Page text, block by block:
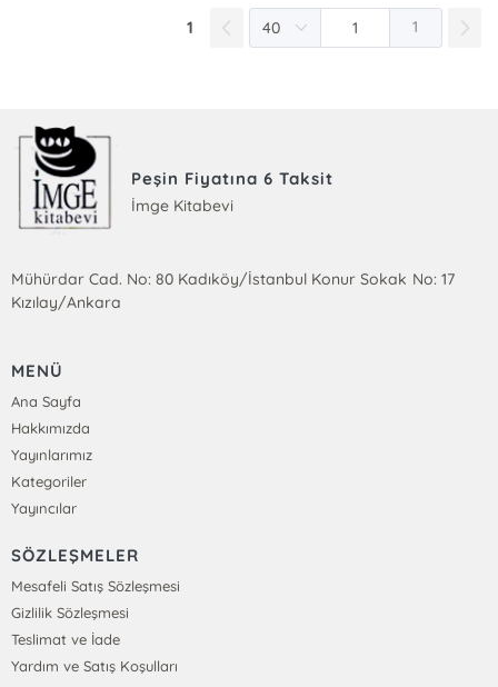
1 1
Peşin Fiyatına 6 Taksit
İmge Kitabevi
Mühürdar Cad. No: 80 Kadıköy/İstanbul Konur Sokak No: 17
Kızılay/Ankara
MENÜ
Ana Sayfa
Hakkımızda
Yayınlarımız
Kategoriler
Yayıncılar
SÖZLEŞMELER
Mesafeli Satış Sözleşmesi
Gizlilik Sözleşmesi
Teslimat ve İade
Yardım ve Satış Koşulları